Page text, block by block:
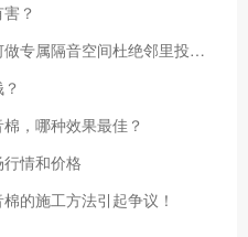
？
家用钢琴练习噪音扰民，如何做专属隔音空间杜绝邻里投诉？
，哪种效果最佳？
情和价格
的施工方法引起争议！